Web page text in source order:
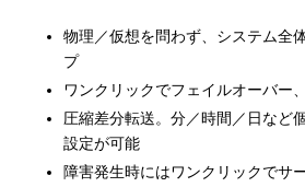
物理／仮想を問わず、システム全
プ
ワンクリックでフェイルオーバー
圧縮差分転送。分／時間／日など
設定が可能
障害発生時にはワンクリックでサ